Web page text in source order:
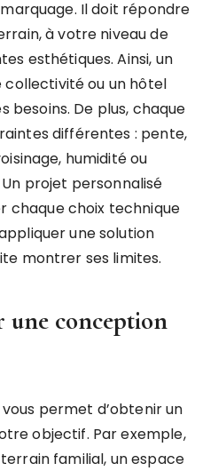
Il doit répondre
à votre niveau de
esthétiques. Ainsi, un
collectivité ou un hôtel
besoins. De plus, chaque
différentes : pente,
humidité ou
projet personnalisé
chaque choix technique
une solution
montrer ses limites.
une conception
permet d’obtenir un
objectif. Par exemple,
familial, un espace